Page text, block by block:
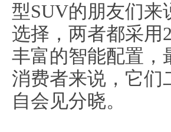
型SUV的朋友们来
选择，两者都采用
丰富的智能配置，
消费者来说，它们
自会见分晓。